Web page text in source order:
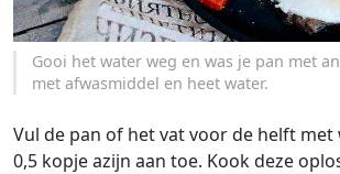
Gooi het water weg en was je pan met
met afwasmiddel en heet water.
Vul de pan of het vat voor de helft
0,5 kopje azijn aan toe. Kook deze